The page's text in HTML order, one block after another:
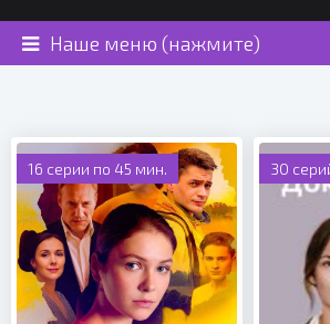
Наше меню (нажмите)
16 серии по 45 мин. 30